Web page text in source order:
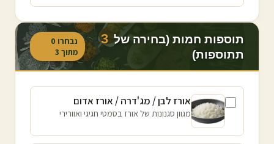
תוספות חמות (בחירה של 3
תתוספות)
נבחרו 0
מתוך 3
אורז לבן / מג'דרה / אורז אדום
מגוון סגנונות של אורז בסמטי חגיגי ואוורירי